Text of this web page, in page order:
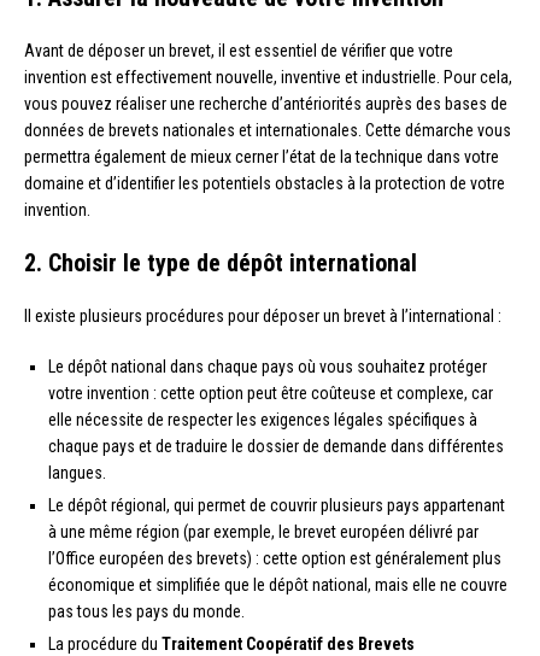
Avant de déposer un brevet, il est essentiel de vérifier que votre
invention est effectivement nouvelle, inventive et industrielle. Pour cela,
vous pouvez réaliser une recherche d’antériorités auprès des bases de
données de brevets nationales et internationales. Cette démarche vous
permettra également de mieux cerner l’état de la technique dans votre
domaine et d’identifier les potentiels obstacles à la protection de votre
invention.
2. Choisir le type de dépôt international
Il existe plusieurs procédures pour déposer un brevet à l’international :
Le dépôt national dans chaque pays où vous souhaitez protéger
votre invention : cette option peut être coûteuse et complexe, car
elle nécessite de respecter les exigences légales spécifiques à
chaque pays et de traduire le dossier de demande dans différentes
langues.
Le dépôt régional, qui permet de couvrir plusieurs pays appartenant
à une même région (par exemple, le brevet européen délivré par
l’Office européen des brevets) : cette option est généralement plus
économique et simplifiée que le dépôt national, mais elle ne couvre
pas tous les pays du monde.
La procédure du Traitement Coopératif des Brevets